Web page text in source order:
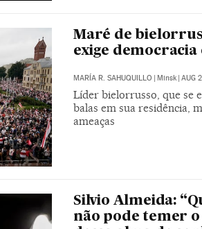
Maré de
exige democracia
MARÍA R. SAHUQUILLO Minsk AUG
Líder bielorrusso, que se
balas em sua residência,
ameaças
Silvio Almeida:
não pode temer